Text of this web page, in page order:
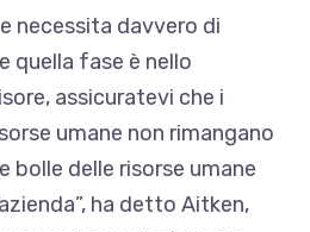
necessita davvero di
quella fase è nello
assicuratevi che i
umane non rimangano
bolle delle risorse umane
ha detto Aitken,